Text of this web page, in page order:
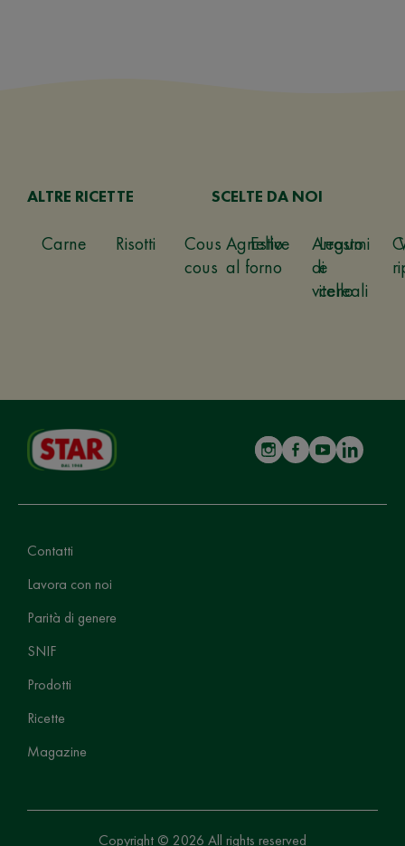
ALTRE RICETTE
Carne Risotti
Cous
cous
Estive
Legumi
e
cereali
SCELTE DA NOI
Agnello
al forno
Arrosto
di
vitello
Contatti
Lavora con noi
Parità di genere
SNIF
Prodotti
Ricette
Magazine
Copyright © 2026 All rights reserved